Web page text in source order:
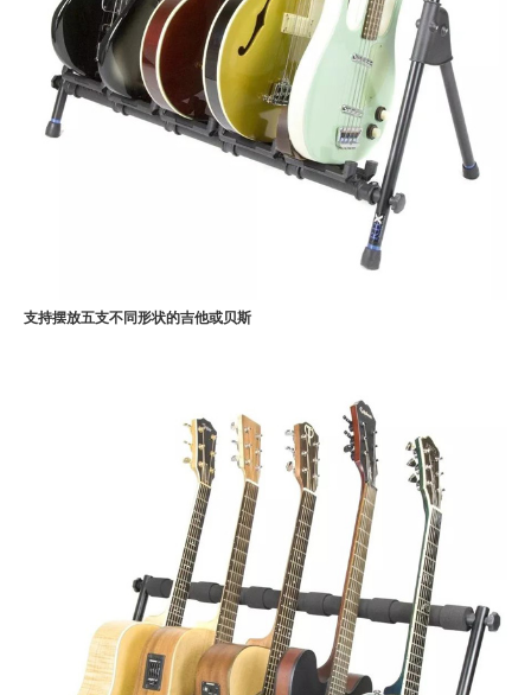
支持摆放五支不同形状的吉他或贝斯